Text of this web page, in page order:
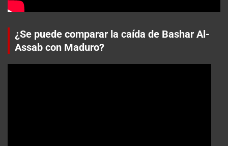
¿Se puede comparar la caída de Bashar Al-
Assab con Maduro?